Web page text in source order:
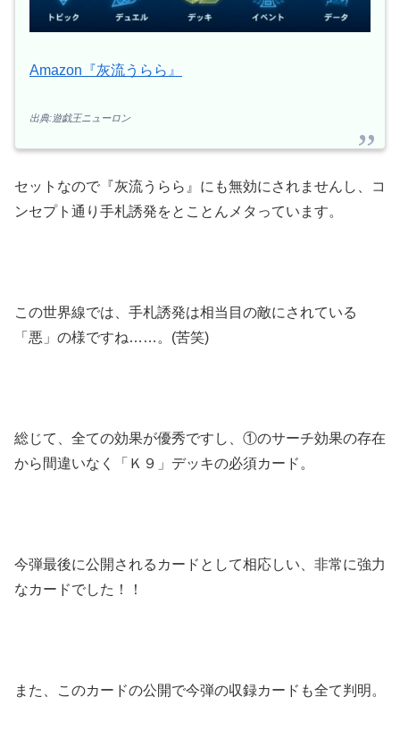
Amazon『灰流うらら』
出典:遊戯王ニューロン
セットなので『灰流うらら』にも無効にされませんし、コ
ンセプト通り手札誘発をとことんメタっています。
この世界線では、手札誘発は相当目の敵にされている
「悪」の様ですね……。(苦笑)
総じて、全ての効果が優秀ですし、①のサーチ効果の存在
から間違いなく「Ｋ９」デッキの必須カード。
今弾最後に公開されるカードとして相応しい、非常に強力
なカードでした！！
また、このカードの公開で今弾の収録カードも全て判明。